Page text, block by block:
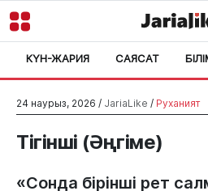
КҮН-ЖАРИЯ САЯСАТ
24 наурыз, 2026 / JariaLike / Руханият
Тігінші (Әңгіме)
«Сонда бірінші рет